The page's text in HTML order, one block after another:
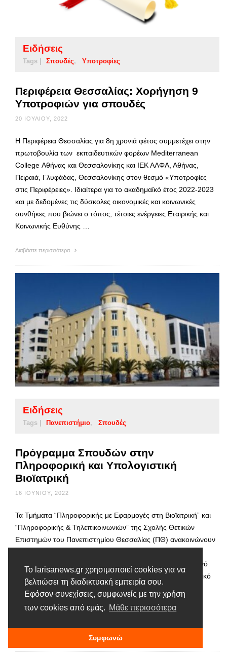
Το larisanews.gr χρησιμοποιεί cookies για να
βελτιώσει τη διαδικτυακή εμπειρία σου.
Εφόσον συνεχίσεις, συμφωνείς με την χρήση
των cookies από εμάς. Μάθε περισσότερα
Συμφωνώ
Ειδήσεις
Tags | Σπουδές Υποτροφίες
Περιφέρεια Θεσσαλίας: Χορήγηση 9
Υποτροφιών για σπουδές
20 ΙΟΥΛΊΟΥ, 2022
Η Περιφέρεια Θεσσαλίας για 8η χρονιά φέτος συμμετέχει στην
πρωτοβουλία των εκπαιδευτικών φορέων Mediterranean
College Αθήνας και Θεσσαλονίκης και ΙΕΚ ΑΛΦΑ, Αθήνας,
Πειραιά, Γλυφάδας, Θεσσαλονίκης στον θεσμό «Υποτροφίες
στις Περιφέρειες». Ιδιαίτερα για το ακαδημαϊκό έτος 2022-2023
και με δεδομένες τις δύσκολες οικονομικές και κοινωνικές
συνθήκες που βιώνει ο τόπος, τέτοιες ενέργειες Εταιρικής και
Κοινωνικής Ευθύνης …
Διαβάστε περισσότερα
Ειδήσεις
Tags | Πανεπιστήμιο Σπουδές
Πρόγραμμα Σπουδών στην
Πληροφορική και Υπολογιστική
Βιοϊατρική
16 ΙΟΥΝΊΟΥ, 2022
Τα Τμήματα “Πληροφορικής με Εφαρμογές στη Βιοϊατρική” και
“Πληροφορικής & Τηλεπικοινωνιών” της Σχολής Θετικών
Επιστημών του Πανεπιστημίου Θεσσαλίας (ΠΘ) ανακοινώνουν
εισαγωγή μεταπτυχιακών φοιτητών/φοιτητριών στο χειμερινό
εξάμηνο του ακαδημαϊκού έτους 2022-2023 στο Διατμηματικό
Πρόγραμμα Μεταπτυχιακών Σπουδών (Δ.Π.Μ.Σ.) με τίτλο:
«Πληροφορική και Υπολογιστική Βιοϊατρική» με στόχο την
προαγωγή της …